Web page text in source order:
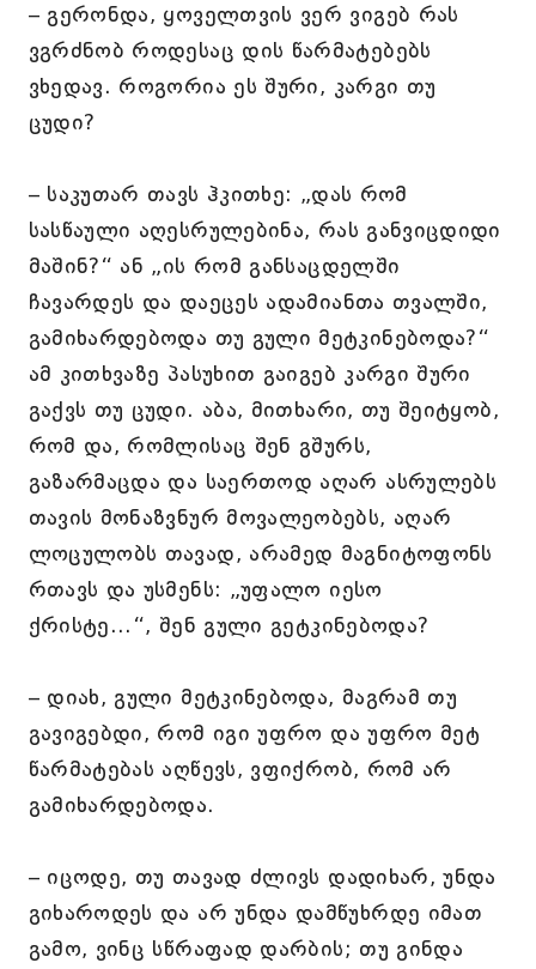
– გერონდა, ყოველთვის ვერ ვიგებ რას
ვგრძნობ როდესაც დის წარმატებებს
ვხედავ. როგორია ეს შური, კარგი თუ
ცუდი?
– საკუთარ თავს ჰკითხე: „დას რომ
სასწაული აღესრულებინა, რას განვიცდიდი
მაშინ?“ ან „ის რომ განსაცდელში
ჩავარდეს და დაეცეს ადამიანთა თვალში,
გამიხარდებოდა თუ გული მეტკინებოდა?“
ამ კითხვაზე პასუხით გაიგებ კარგი შური
გაქვს თუ ცუდი. აბა, მითხარი, თუ შეიტყობ,
რომ და, რომლისაც შენ გშურს,
გაზარმაცდა და საერთოდ აღარ ასრულებს
თავის მონაზვნურ მოვალეობებს, აღარ
ლოცულობს თავად, არამედ მაგნიტოფონს
რთავს და უსმენს: „უფალო იესო
ქრისტე...“, შენ გული გეტკინებოდა?
– დიახ, გული მეტკინებოდა, მაგრამ თუ
გავიგებდი, რომ იგი უფრო და უფრო მეტ
წარმატებას აღწევს, ვფიქრობ, რომ არ
გამიხარდებოდა.
– იცოდე, თუ თავად ძლივს დადიხარ, უნდა
გიხაროდეს და არ უნდა დამწუხრდე იმათ
გამო, ვინც სწრაფად დარბის; თუ გინდა